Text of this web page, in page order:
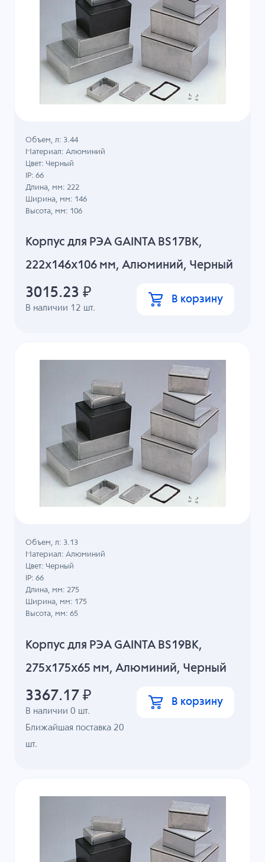
Корпус для РЭА GAINTA BS17BK,
222x146x106 мм, Алюминий, Черный
В наличии 12 шт.
Объем, л: 3.44
Материал: Алюминий
Цвет: Черный
IP: 66
Длина, мм: 222
Ширина, мм: 146
Высота, мм: 106
3015.23 ₽ В корзину
Корпус для РЭА GAINTA BS19BK,
275x175x65 мм, Алюминий, Черный
В наличии0 шт.
Ближайшая поставка 20
шт.
Объем, л: 3.13
Материал: Алюминий
Цвет: Черный
IP: 66
Длина, мм: 275
Ширина, мм: 175
Высота, мм: 65
3367.17 ₽ В корзину